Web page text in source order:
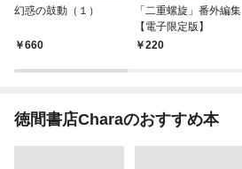
幻惑の鼓動（１）
660
「二重螺旋」番外編集
【電子限定版】
220
徳間書店Charaのおすすめ本